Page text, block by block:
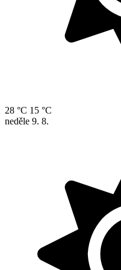
28 °C 15 °C
neděle 9. 8.